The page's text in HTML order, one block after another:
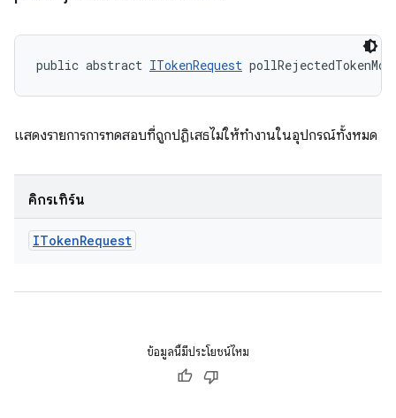
public abstract ITokenRequest
แสดงรายการการทดสอบที่ถูกปฏิเสธไม่ให้ทํางานในอุปกรณ์ทั้งหมด
คิกรีเทิร์น
ITokenRequest
ข้อมูลนี้มีประโยชน์ไหม